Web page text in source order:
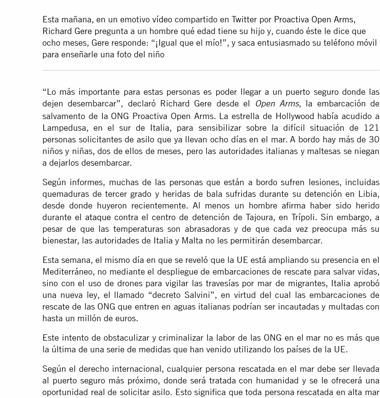
Esta mañana, en un emotivo vídeo compartido en Twitter por Proactiva Open Arms,
Richard Gere pregunta a un hombre qué edad tiene su hijo y, cuando éste le dice que
ocho meses, Gere responde: “¡Igual que el mío!”, y saca entusiasmado su teléfono móvil
para enseñarle una foto del niño
“Lo más importante para estas personas es poder llegar a un puerto seguro donde las
dejen desembarcar”, declaró Richard Gere desde el
Open Arms, la embarcación de
salvamento de la ONG Proactiva Open Arms. La estrella de Hollywood había acudido a
Lampedusa, en el sur de Italia, para sensibilizar sobre la difícil situación de 121
personas solicitantes de asilo que ya llevan ocho días en el mar. A bordo hay más de 30
niños y niñas, dos de ellos de meses, pero las autoridades italianas y maltesas se niegan
a dejarlos desembarcar.
Según informes, muchas de las personas que están a bordo sufren lesiones, incluidas
quemaduras de tercer grado y heridas de bala sufridas durante su detención en Libia,
desde donde huyeron recientemente. Al menos un hombre afirma haber sido herido
durante elataque contra el centro de detención de Tajoura, en Trípoli. Sin embargo, a
pesar de que las temperaturas son abrasadoras y de que cada vez preocupa más su
bienestar, las autoridades de Italia y Malta no les permitirán desembarcar.
Esta semana, el mismo día en que se reveló que la UE está ampliando su presencia en el
Mediterráneo, no mediante el despliegue de embarcaciones de rescate para salvar vidas,
sino con el uso de drones para vigilar las travesías por mar de migrantes, Italia aprobó
una nueva ley, el llamado “decreto Salvini”, en virtud del cual las embarcaciones de
rescate de las ONG que entren en aguas italianas podrían ser incautadas y multadas con
hasta un millón de euros.
Este intento de obstaculizar y criminalizar la labor de las ONG en el mar no es más que
la última de una serie de medidas que han venido utilizando los países de la UE.
Según el derecho internacional, cualquier persona rescatada en el mar debe ser llevada
al puerto seguro más próximo, donde será tratada con humanidad y se le ofrecerá una
oportunidad real de solicitar asilo. Esto significa que toda persona rescatada en alta mar